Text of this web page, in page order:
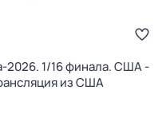
2026. 1/16 финала. США -
из США